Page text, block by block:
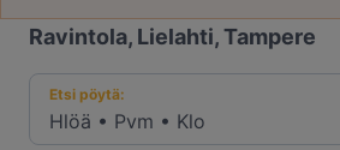
Ravintola, Lielahti, Tampere
Etsi pöytä:
Hlöä • Pvm • Klo